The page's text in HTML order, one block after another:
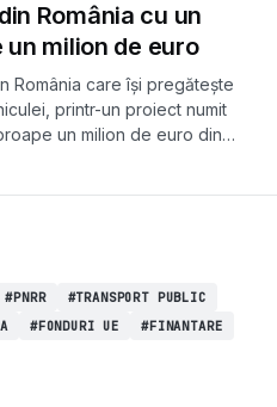
România cu un
milion de euro
România care își pregătește
printr-un proiect numit
un milion de euro din
#PNRR
#TRANSPORT PUBLIC
#FONDURI UE #FINANTARE